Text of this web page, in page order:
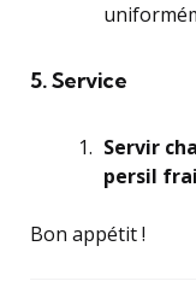
5. Service
Servir
persil
Bon appétit !